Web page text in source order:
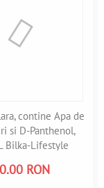
contine Apa de
si D-Panthenol,
Bilka-Lifestyle
RON